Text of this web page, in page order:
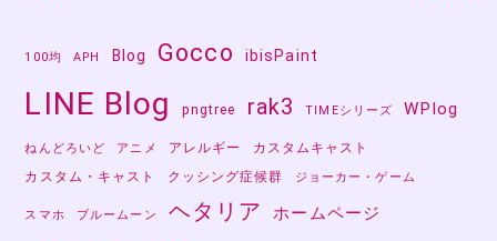
100均 APH Blog Gocco ibisPaint
LINE Blog pngtree rak3 TIMEシリーズ WPlog
ねんどろいど アニメ アレルギー
カスタムキャスト
カスタム・キャスト
クッシング症候群 ジョーカー・ゲーム
スマホ ブルームーン ヘタリア ホームページ